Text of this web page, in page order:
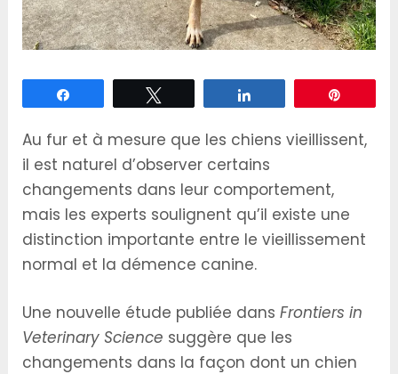
Au fur et à mesure que les chiens vieillissent,
il est naturel d’observer certains
changements dans leur comportement,
mais les experts soulignent qu’il existe une
distinction importante entre le vieillissement
normal et la démence canine.
Une nouvelle étude publiée dansFrontiers in
Veterinary Science suggère que les
changements dans la façon dont un chien